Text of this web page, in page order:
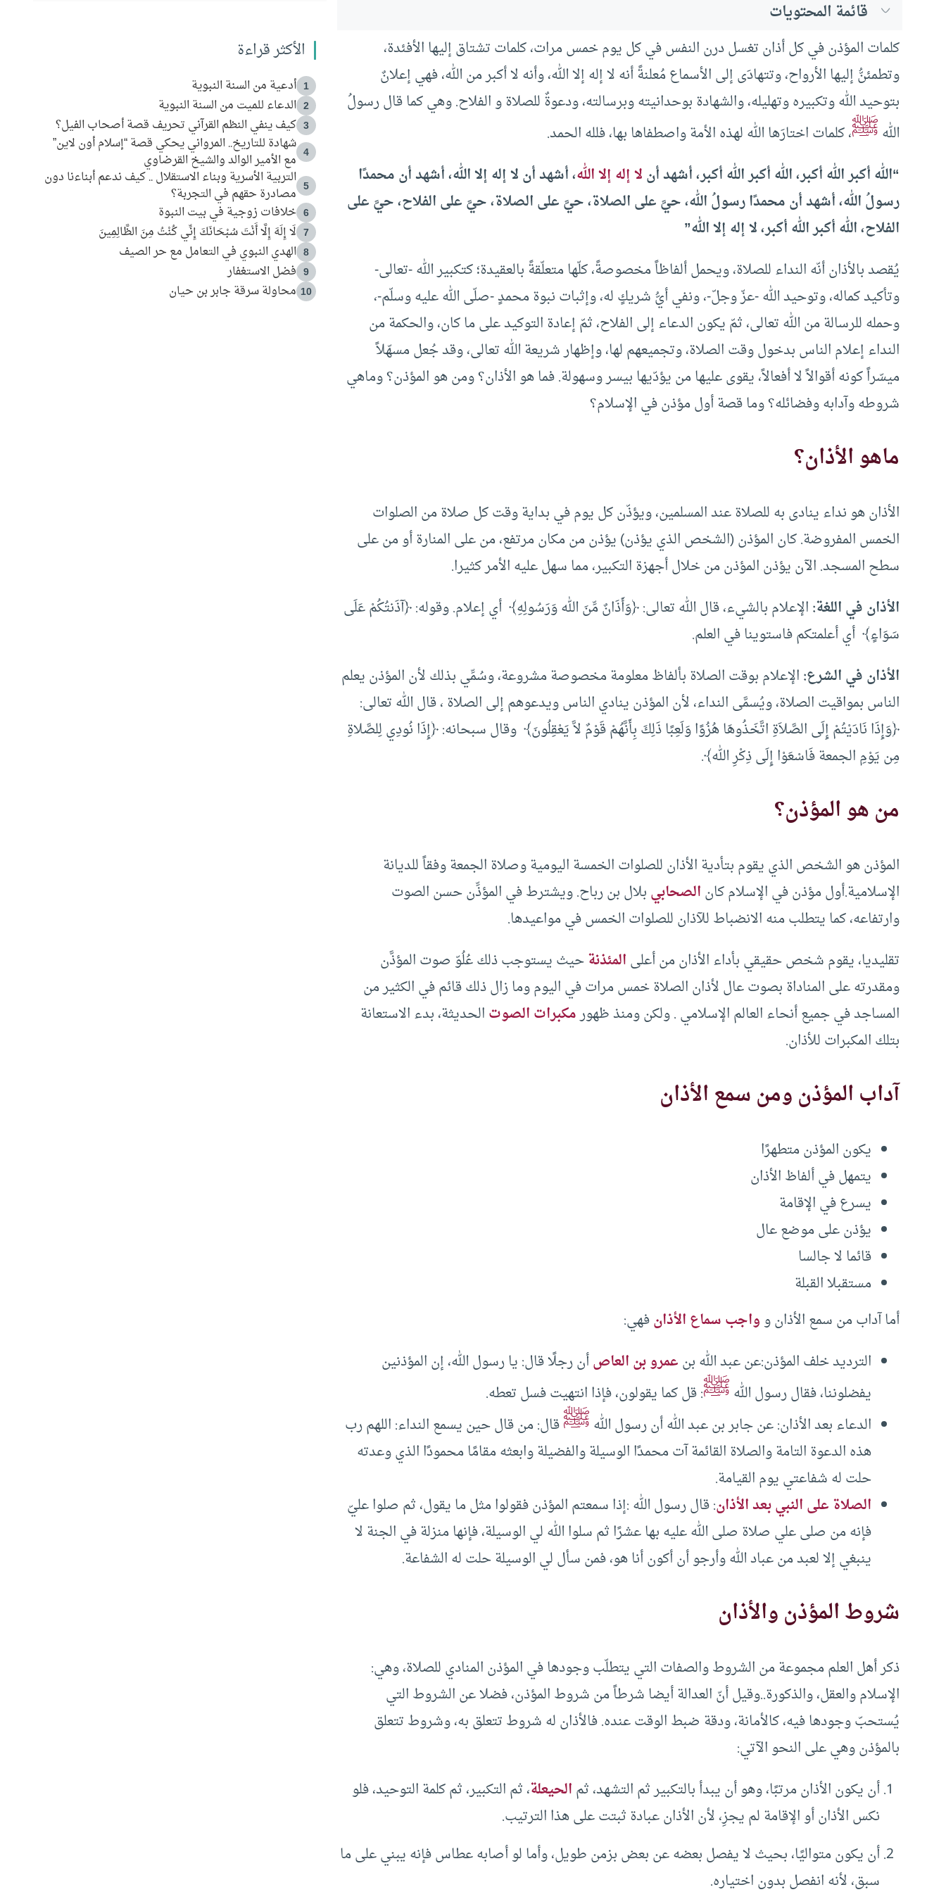
قائمة المحتويات
كلمات المؤذن في كل أذان تغسل درن النفس في كل يوم خمس مرات، كلمات تشتاق إليها الأفئدة،
وتطمئنُّ إليها الأرواح، وتتهادَى إلى الأسماع مُعلنةً أنه لا إله إلا الله، وأنه لا أكبر من الله، فهي إعلانٌ
بتوحيد الله وتكبيره وتهليله، والشهادة بوحدانيته وبرسالته، ودعوةٌ للصلاة و الفلاح. وهي كما قال رسولُ
اللهﷺ، كلمات اختارَها الله لهذه الأمة واصطفاها بها، فلله الحمد.
“الله أكبر الله أكبر، الله أكبر الله أكبر، أشهد أنلا إله إلا الله، أشهد أن لا إله إلا الله، أشهد أن محمدًا
رسولُ الله، أشهد أن محمدًا رسولُ الله، حيَّ على الصلاة، حيَّ على الصلاة، حيَّ على الفلاح، حيَّ على
الفلاح، الله أكبر الله أكبر، لا إله إلا الله”
يُقصد بالأذان أنّه النداء للصلاة، ويحمل ألفاظاً مخصوصةً، كلّها متعلّقةً بالعقيدة؛ كتكبير الله -تعالى-
وتأكيد كماله، وتوحيد الله -عزّ وجلّ-، ونفي أيُّ شريكٍ له، وإثبات نبوة محمدٍ -صلّى الله عليه وسلّم-،
وحمله للرسالة من الله تعالى، ثمّ يكون الدعاء إلى الفلاح، ثمّ إعادة التوكيد على ما كان، والحكمة من
النداء إعلام الناس بدخول وقت الصلاة، وتجميعهم لها، وإظهار شريعة الله تعالى، وقد جُعل مسهّلاً
ميسّراً كونه أقوالاً لا أفعالاً، يقوى عليها من يؤدّيها بيسر وسهولة. فما هو الأذان؟ ومن هو المؤذن؟ وماهي
شروطه وآدابه وفضائله؟ وما قصة أول مؤذن في الإسلام؟
ماهو الأذان؟
الأذان هو نداء ينادى به للصلاة عند المسلمين، ويؤذّن كل يوم في بداية وقت كل صلاة من الصلوات
الخمس المفروضة. كان المؤذن (الشخص الذي يؤذن) يؤذن من مكان مرتفع، من على المنارة أو من على
سطح المسجد. الآن يؤذن المؤذن من خلال أجهزة التكبير، مما سهل عليه الأمر كثيرا.
الأذان في اللغة:الإعلام بالشيء، قال الله تعالى: ﴿وَأَذَانٌ مِّنَ الله وَرَسُولِهِ﴾ أي إعلام. وقوله: ﴿آذَنتُكُمْ عَلَى
سَوَاءٍ﴾ أي أعلمتكم فاستوينا في العلم.
الأذان في الشرع:الإعلام بوقت الصلاة بألفاظ معلومة مخصوصة مشروعة، وسُمِّي بذلك لأن المؤذن يعلم
الناس بمواقيت الصلاة، ويُسمَّى النداء، لأن المؤذن ينادي الناس ويدعوهم إلى الصلاة ، قال الله تعالى:
﴿وَإِذَا نَادَيْتُمْ إِلَى الصَّلاَةِ اتَّخَذُوهَا هُزُوًا وَلَعِبًا ذَلِكَ بِأَنَّهُمْ قَوْمٌ لاَّ يَعْقِلُونَ﴾ وقال سبحانه: ﴿إِذَا نُودِي لِلصَّلاةِ
مِن يَوْمِ الجمعة فَاسْعَوْا إِلَى ذِكْرِ الله﴾.
من هو المؤذن؟
المؤذن هو الشخص الذي يقوم بتأدية الأذان للصلوات الخمسة اليومية وصلاة الجمعة وفقاً للديانة
الإسلامية.أول مؤذن في الإسلام كانالصحابيبلال بن رباح. ويشترط في المؤذِّن حسن الصوت
وارتفاعه، كما يتطلب منه الانضباط للآذان للصلوات الخمس في مواعيدها.
تقليديا، يقوم شخص حقيقي بأداء الأذان من أعلىالمئذنةحيث يستوجب ذلك عُلُوّ صوت المؤذَّن
ومقدرته على المناداة بصوت عال لأذان الصلاة خمس مرات في اليوم وما زال ذلك قائم في الكثير من
المساجد في جميع أنحاء العالم الإسلامي . ولكن ومنذ ظهورمكبرات الصوتالحديثة، بدء الاستعانة
بتلك المكبرات للأذان.
آداب المؤذن ومن سمع الأذان
يكون المؤذن متطهرًا
يتمهل في ألفاظ الأذان
يسرع في الإقامة
يؤذن على موضع عال
قائما لا جالسا
مستقبلا القبلة
أما آداب من سمع الأذان وواجب سماع الأذانفهي:
الترديد خلف المؤذن:عن عبد الله بنعمرو بن العاصأن رجلًا قال: يا رسول الله، إن المؤذنين
يفضلوننا، فقال رسول اللهﷺ: قل كما يقولون، فإذا انتهيت فسل تعطه.
الدعاء بعد الأذان: عن جابر بن عبد الله أن رسول اللهﷺقال: من قال حين يسمع النداء: اللهم رب
هذه الدعوة التامة والصلاة القائمة آت محمدًا الوسيلة والفضيلة وابعثه مقامًا محمودًا الذي وعدته
حلت له شفاعتي يوم القيامة.
الصلاة على النبي بعد الأذان: قال رسول الله :إذا سمعتم المؤذن فقولوا مثل ما يقول، ثم صلوا عليّ
فإنه من صلى علي صلاة صلى الله عليه بها عشرًا ثم سلوا الله لي الوسيلة، فإنها منزلة في الجنة لا
ينبغي إلا لعبد من عباد الله وأرجو أن أكون أنا هو، فمن سأل لي الوسيلة حلت له الشفاعة.
شروط المؤذن والأذان
ذكر أهل العلم مجموعة من الشروط والصفات التي يتطلّب وجودها في المؤذن المنادي للصلاة، وهي:
الإسلام والعقل، والذكورة..وقيل أنّ العدالة أيضا شرطاً من شروط المؤذن، فضلا عن الشروط التي
يُستحبّ وجودها فيه، كالأمانة، ودقة ضبط الوقت عنده. فالأذان له شروط تتعلق به، وشروط تتعلق
بالمؤذن وهي على النحو الآتي:
أن يكون الأذان مرتبًا، وهو أن يبدأ بالتكبير ثم التشهد، ثمالحيعلة، ثم التكبير، ثم كلمة التوحيد، فلو
نكس الأذان أو الإقامة لم يجزِ، لأن الأذان عبادة ثبتت على هذا الترتيب.
أن يكون متواليًا، بحيث لا يفصل بعضه عن بعض بزمن طويل، وأما لو أصابه عطاس فإنه يبني على ما
سبق، لأنه انفصل بدون اختياره.
الأكثر قراءة
1 أدعية من السنة النبوية
2 الدعاء للميت من السنة النبوية
3 كيف ينفي النظم القرآني تحريف قصة أصحاب الفيل؟
4
شهادة للتاريخ.. المرواني يحكي قصة “إسلام أون لاين”
مع الأمير الوالد والشيخ القرضاوي
5
التربية الأسرية وبناء الاستقلال .. كيف ندعم أبناءنا دون
مصادرة حقهم في التجربة؟
6 خلافات زوجية في بيت النبوة
7 لَا إِلَهَ إِلَّا أَنْتَ سُبْحَانَكَ إِنِّي كُنْتُ مِنَ الظَّالِمِينَ
8 الهدي النبوي في التعامل مع حر الصيف
9 فضل الاستغفار
10 محاولة سرقة جابر بن حيان